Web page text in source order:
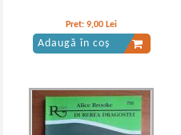
Pret:9,00 Lei
Adaugă în coș